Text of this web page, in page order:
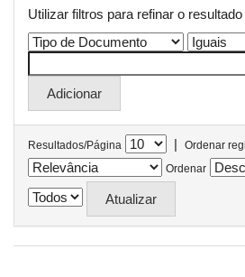
Utilizar filtros para refinar o
Resultados/Página |
Ordenar
Ordenar